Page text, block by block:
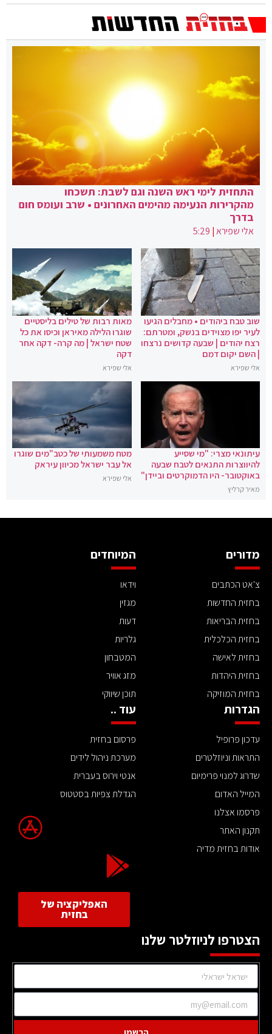
התחזית לימי ראש השנה וגם לשבת: תשכחו
מהקרירות הנעימה מהימים האחרונים • שרב ועומס חום
בדרך
אלי שפירא|
5:29
שוב טבח ביהודים • מחבלים הגיעו
לעיר יפו מצוידים בנשק, ומטרתם:
רצח יהודים | שבעה קדושים נרצחו
| השם יקום דמם
אלי שפירא
מאות רבות של טילים בליסטיים
שוגרו הלילה מאיראן וכיסו את כל
שטח ישראל | מה קרה- דקה אחר
דקה
אלי שפירא
עיתונאי מצרי: "מי שסייע
להיווצרות התנאים לטבח שבעה
באוקטובר- היו הדמוקרטים וביידן"
מאיר קרליץ
מטח משמעותי של כטב"מים שוגרו
אל עבר ישראל מכיוון עיראק
אלי שפירא
מדורים
צ'אט הכתבים
בחזית החדשות
בחזית הבריאות
בחזית הכלכלית
בחזית לאישה
בחזית היהדות
בחזית המוזיקה
המיוחדים
וידאו
מגזין
דעות
גלריות
המטבחון
מזג אוויר
תוכן שיווקי
הגדרות
עדכון פרופיל
התראות וניוזלטרים
שדרוג למנוי פרימיום
המייל האדום
פרסמו אצלנו
תקנון האתר
אודות בחזית מדיה
עוד ..
פרסום בחזית
מערכת ניהול לידים
אנטי וירוס בעברית
הגדלת צפיות בסטטוס
האפליקציה של
בחזית
הצטרפו לניוזלטר שלנו